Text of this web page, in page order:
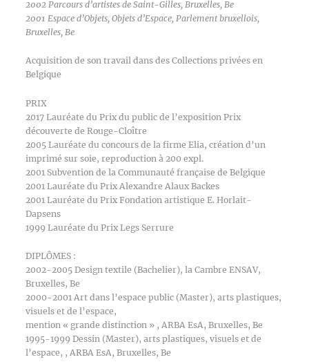
2002 Parcours d’artistes de Saint-Gilles, Bruxelles, Be
2001 Espace d’Objets, Objets d’Espace, Parlement bruxellois,
Bruxelles, Be
Acquisition de son travail dans des Collections privées en
Belgique
PRIX
2017 Lauréate du Prix du public de l’exposition Prix
découverte de Rouge-Cloître
2005 Lauréate du concours de la firme Elia, création d’un
imprimé sur soie, reproduction à 200 expl.
2001 Subvention de la Communauté française de Belgique
2001 Lauréate du Prix Alexandre Alaux Backes
2001 Lauréate du Prix Fondation artistique E. Horlait-
Dapsens
1999 Lauréate du Prix Legs Serrure
DIPLÔMES :
2002-2005 Design textile (Bachelier), la Cambre ENSAV,
Bruxelles, Be
2000-2001 Art dans l’espace public (Master), arts plastiques,
visuels et de l’espace,
mention « grande distinction » , ARBA EsA, Bruxelles, Be
1995-1999 Dessin (Master), arts plastiques, visuels et de
l’espace, , ARBA EsA, Bruxelles, Be